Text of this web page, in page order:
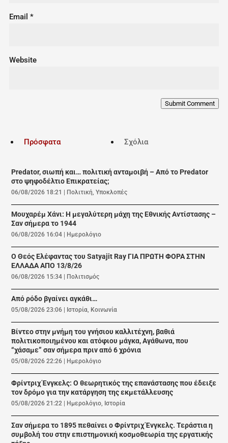
Email *
Website
Submit Comment
Πρόσφατα Σχόλια
Predator, σιωπή και… πολιτική ανταμοιβή – Από το Predator
στο ψηφοδέλτιο Επικρατείας;
06/08/2026 18:21 | Πολιτική ,Υποκλοπές
Μουχαρέμ Χάνι: Η μεγαλύτερη μάχη της Εθνικής Αντίστασης –
Σαν σήμερα το 1944
06/08/2026 16:04 | Ημερολόγιο
Ο Θεός Ελέφαντας του Satyajit Ray ΓΙΑ ΠΡΩΤΗ ΦΟΡΑ ΣΤΗΝ
ΕΛΛΑΔΑ ΑΠΟ 13/8/26
06/08/2026 15:34 | Πολιτισμός
Από ρόδο βγαίνει αγκάθι…
05/08/2026 23:06 | Ιστορία Κοινωνία
Βίντεο στην μνήμη του γνήσιου καλλιτέχνη, βαθιά
πολιτικοποιημένου και ατόφιου μάγκα, Αγάθωνα, που
“χάσαμε” σαν σήμερα πριν από 6 χρόνια
05/08/2026 22:26 | Ημερολόγιο
Φρίντριχ Ένγκελς: Ο θεωρητικός της επανάστασης που έδειξε
τον δρόμο για την κατάργηση της εκμετάλλευσης
05/08/2026 21:22 | Ημερολόγιο Ιστορία
Σαν σήμερα το 1895 πεθαίνει ο Φρίντριχ Ένγκελς. Τεράστια η
συμβολή του στην επιστημονική κοσμοθεωρία της εργατικής